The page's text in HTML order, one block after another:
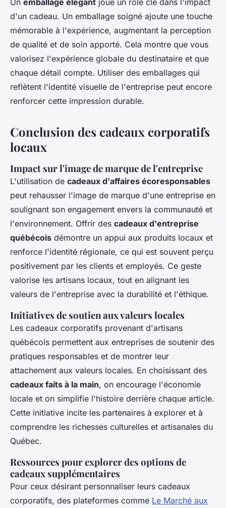
Un emballage élégant joue un rôle clé dans l'impact
d'un cadeau. Un emballage soigné ajoute une touche
mémorable à l'expérience, augmentant la perception
de qualité et de soin apporté. Cela montre que vous
valorisez l'expérience globale du destinataire et que
chaque détail compte. Utiliser des emballages qui
reflètent l'identité visuelle de l'entreprise peut encore
renforcer cette impression durable.
Conclusion des cadeaux corporatifs
locaux
Impact sur l'image de marque de l'entreprise
L'utilisation de cadeaux d'affaires écoresponsables
peut rehausser l'image de marque d'une entreprise en
soulignant son engagement envers la communauté et
l'environnement. Offrir des cadeaux d'entreprise
québécois démontre un appui aux produits locaux et
renforce l'identité régionale, ce qui est souvent perçu
positivement par les clients et employés. Ce geste
valorise les artisans locaux, tout en alignant les
valeurs de l'entreprise avec la durabilité et l'éthique.
Initiatives de soutien aux valeurs locales
Les cadeaux corporatifs provenant d'artisans
québécois permettent aux entreprises de soutenir des
pratiques responsables et de montrer leur
attachement aux valeurs locales. En choisissant des
cadeaux faits à la main, on encourage l'économie
locale et on simplifie l'histoire derrière chaque article.
Cette initiative incite les partenaires à explorer et à
comprendre les richesses culturelles et artisanales du
Québec.
Ressources pour explorer des options de
cadeaux supplémentaires
Pour ceux désirant personnaliser leurs cadeaux
corporatifs, des plateformes comme Le Marché aux